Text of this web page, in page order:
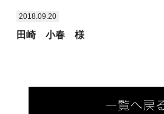
2018.09.20
田崎 小春 様